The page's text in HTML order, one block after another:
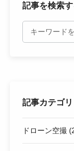
記事を検索
記事カテゴリ
ドローン空撮